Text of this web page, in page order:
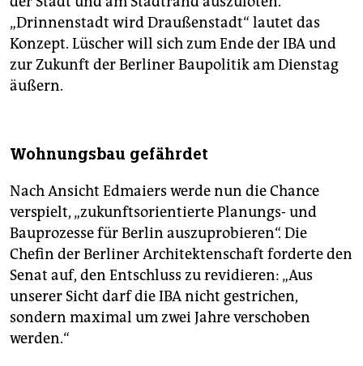
„Drinnenstadt wird Draußenstadt“ lautet das
Konzept. Lüscher will sich zum Ende der IBA und
zur Zukunft der Berliner Baupolitik am Dienstag
äußern.
Wohnungsbau gefährdet
Nach Ansicht Edmaiers werde nun die Chance
verspielt, „zukunftsorientierte Planungs- und
Bauprozesse für Berlin auszuprobieren“. Die
Chefin der Berliner Architektenschaft forderte den
Senat auf, den Entschluss zu revidieren: „Aus
unserer Sicht darf die IBA nicht gestrichen,
sondern maximal um zwei Jahre verschoben
werden.“